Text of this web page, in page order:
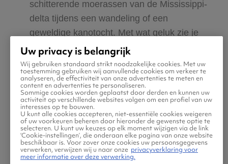
schitterende moerassen van de Mississippi-
delta tijdens een wandeling of een
geweldige kanotocht. Met wat geluk zie je
bovendien een alligator.
Goedkoop naar New
Orleans
Op Vliegtickets.be vind je snel een
fantastische New Orleans aanbieding, zodat je
geniet van een leuke stedentrip. Geef de
Uw privacy is belangrijk
Wij gebruiken standaard strikt noodzakelijke cookies. Met uw
toestemming gebruiken wij aanvullende cookies om verkeer te
analyseren, de effectiviteit van onze advertenties te meten en
content en advertenties te personaliseren.
Sommige cookies worden geplaatst door derden en kunnen uw
activiteit op verschillende websites volgen om een profiel van uw
interesses op te bouwen.
U kunt alle cookies accepteren, niet-essentiële cookies weigeren
of uw voorkeuren beheren door hieronder de gewenste optie te
selecteren. U kunt uw keuzes op elk moment wijzigen via de link
‘Cookie-instellingen’, die onderaan elke pagina van onze website
beschikbaar is. Voor zover onze cookies uw persoonsgegevens
verwerken, verwijzen wij u naar onze privacyverklaring voor
meer informatie over deze verwerking.